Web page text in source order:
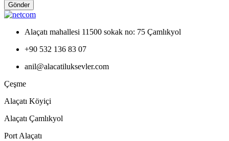
Gönder
Alaçatı mahallesi 11500 sokak no: 75 Çamlıkyol
+90 532 136 83 07
anil@alacatiluksevler.com
Çeşme
Alaçatı Köyiçi
Alaçatı Çamlıkyol
Port Alaçatı